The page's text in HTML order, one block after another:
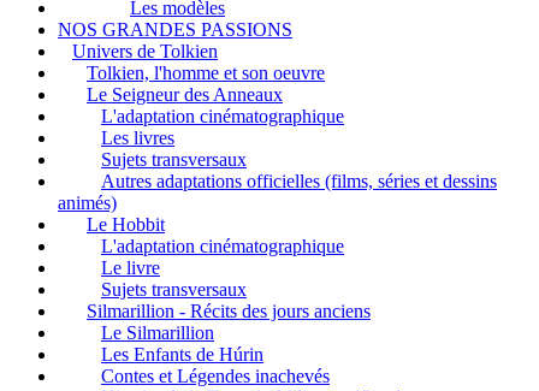
Les modèles
NOS GRANDES PASSIONS
Univers de Tolkien
Tolkien, l'homme et son oeuvre
Le Seigneur des Anneaux
L'adaptation cinématographique
Les livres
Sujets transversaux
Autres adaptations officielles (films, séries et dessins
animés)
Le Hobbit
L'adaptation cinématographique
Le livre
Sujets transversaux
Silmarillion - Récits des jours anciens
Le Silmarillion
Les Enfants de Húrin
Contes et Légendes inachevés